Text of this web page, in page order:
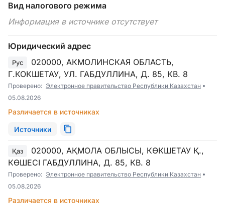
Вид налогового режима
Информация в источнике отсутствует
Юридический адрес
Рус
020000, АКМОЛИНСКАЯ ОБЛАСТЬ,
Г.КОКШЕТАУ, УЛ. ГАБДУЛЛИНА, Д. 85, КВ. 8
Проверено: Электронное правительство Республики Казахстан
05.08.2026
Различается в источниках
Источники
Қаз
020000, АҚМОЛА ОБЛЫСЫ, КӨКШЕТАУ Қ.,
КӨШЕСІ ГАБДУЛЛИНА, Д. 85, КВ. 8
Проверено: Электронное правительство Республики Казахстан
05.08.2026
Различается в источниках